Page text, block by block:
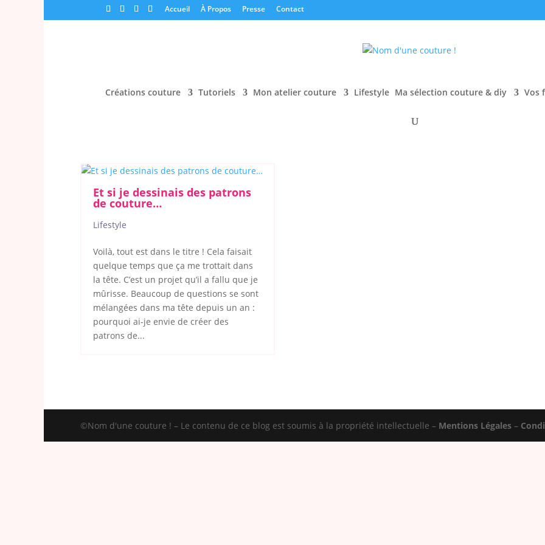
Accueil À Propos Presse Contact
Créations couture Tutoriels Mon atelier couture Lifestyle Ma sélection couture & diy Vos
Et si je dessinais des patrons
de couture…
Lifestyle
Voilà, tout est dans le titre ! Cela faisait
quelque temps que ça me trottait dans
la tête. C’est un projet qu’il a fallu que je
mûrisse. Beaucoup de questions se sont
mélangées dans ma tête depuis un an :
pourquoi ai-je envie de créer des
patrons de...
©Nom d'une couture ! – Le contenu de ce blog est soumis à la propriété intellectuelle – Mentions Légales –